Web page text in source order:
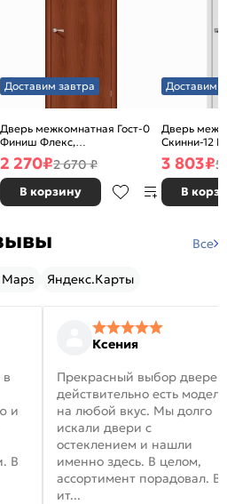
Доставим завтра
Дверь межкомнатная Гост-0
Финиш Флекс,
Ламинированные Л-11
(ИталОрех), глухая, каркасно-
щитовая
2 270₽2 670 ₽
В корзину
Доставим
Дверь
Скинни-12
глухая,
3 803₽5
В
Все
Яндекс.Карты
и
В
Ксения
Прекрасный выбор
действительно есть модели
на любой вкус. Мы долго
искали двери с
остеклением и нашли
именно здесь. В целом,
ассортимент порадовал. В
ит...